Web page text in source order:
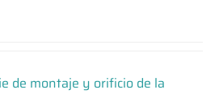
de montaje y orificio de la